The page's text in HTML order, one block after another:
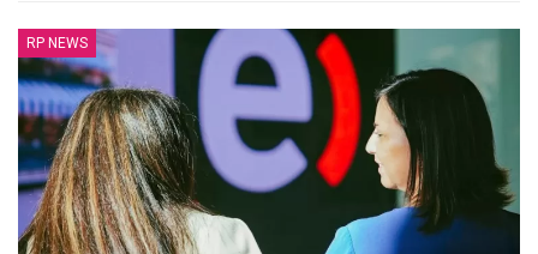
RP NEWS